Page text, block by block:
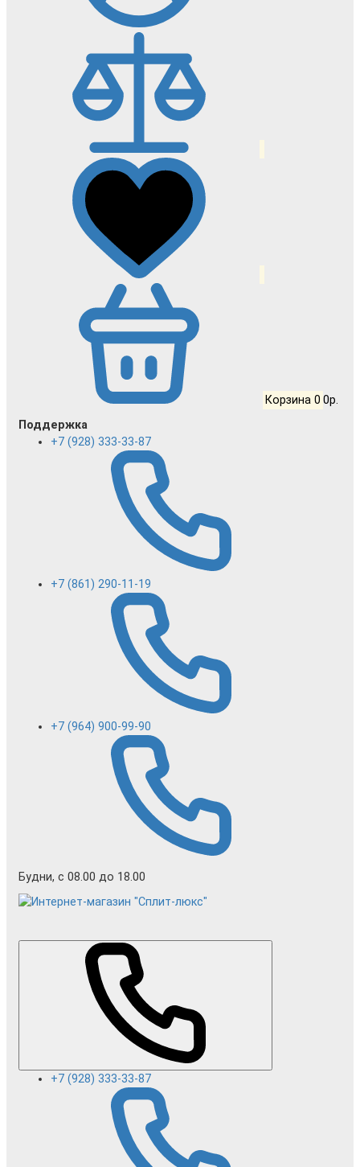
Корзина 0 0р.
Поддержка
+7 (928) 333-33-87
+7 (861) 290-11-19
+7 (964) 900-99-90
Будни, с 08.00 до 18.00
+7 (928) 333-33-87